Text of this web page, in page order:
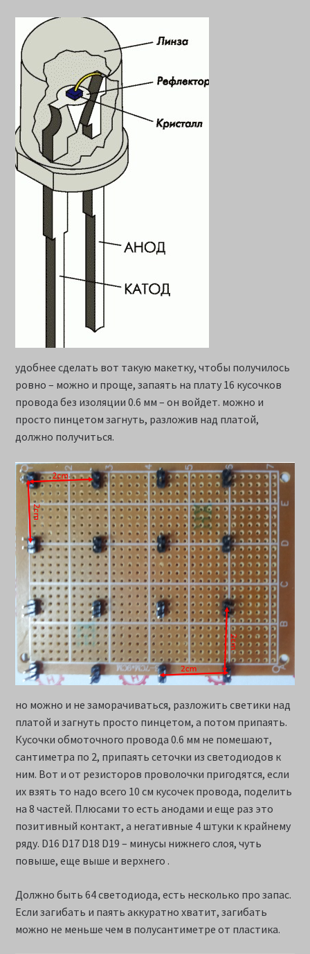
удобнее сделать вот такую макетку, чтобы получилось
ровно – можно и проще, запаять на плату 16 кусочков
провода без изоляции 0.6 мм – он войдет. можно и
просто пинцетом загнуть, разложив над платой,
должно получиться.
но можно и не заморачиваться, разложить светики над
платой и загнуть просто пинцетом, а потом припаять.
Кусочки обмоточного провода 0.6 мм не помешают,
сантиметра по 2, припаять сеточки из светодиодов к
ним. Вот и от резисторов проволочки пригодятся, если
их взять то надо всего 10 см кусочек провода, поделить
на 8 частей. Плюсами то есть анодами и еще раз это
позитивный контакт, а негативные 4 штуки к крайнему
ряду. D16 D17 D18 D19 – минусы нижнего слоя, чуть
повыше, еще выше и верхнего .
Должно быть 64 светодиода, есть несколько про запас.
Если загибать и паять аккуратно хватит, загибать
можно не меньше чем в полусантиметре от пластика.